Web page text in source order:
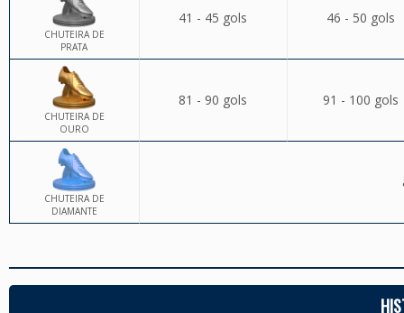
CHUTEIRA DE
PRATA
41 - 45 gols 46 - 50 gols
CHUTEIRA DE
OURO
81 - 90 gols 91 - 100 gols
CHUTEIRA DE
DIAMANTE